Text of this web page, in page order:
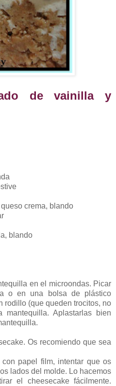
de vainilla y
crema, blando
blando
en el microondas. Picar
o en una bolsa de plástico
rodillo (que queden trocitos, no
Aplastarlas bien
Os recomiendo que sea
papel film, intentar que os
lados del molde. Lo hacemos
el cheesecake fácilmente.